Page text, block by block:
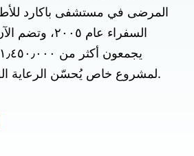
المرضى في مستشفى باكارد
لمشروع خاص يُحسّن الرعاية الصحية في مستشفانا.